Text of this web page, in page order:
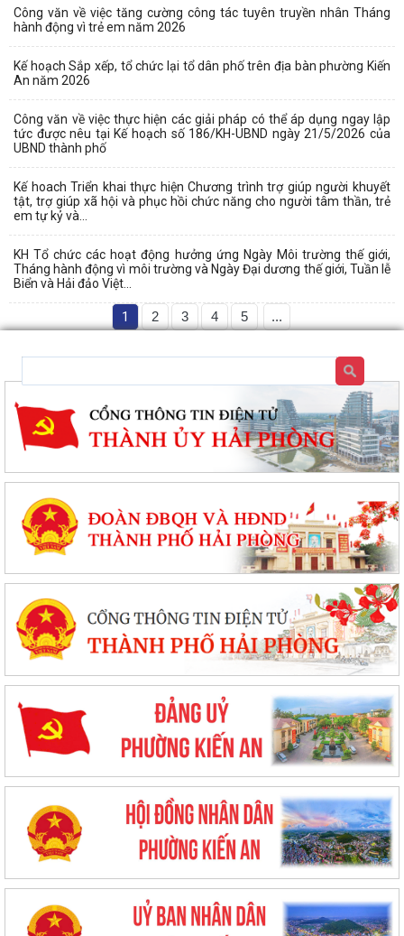
Công văn về việc tăng cường công tác tuyên truyền nhân Tháng
hành động vì trẻ em năm 2026
Kế hoạch Sắp xếp, tổ chức lại tổ dân phố trên địa bàn phường Kiến
An năm 2026
Công văn về việc thực hiện các giải pháp có thể áp dụng ngay lập
tức được nêu tại Kế hoạch số 186/KH-UBND ngày 21/5/2026 của
UBND thành phố
Kế hoach Triển khai thực hiện Chương trình trợ giúp người khuyết
tật, trợ giúp xã hội và phục hồi chức năng cho người tâm thần, trẻ
em tự kỷ và...
KH Tổ chức các hoạt động hưởng ứng Ngày Môi trường thế giới,
Tháng hành động vì môi trường và Ngày Đại dương thế giới, Tuần lễ
Biển và Hải đảo Việt...
1 2 3 4 5 ...